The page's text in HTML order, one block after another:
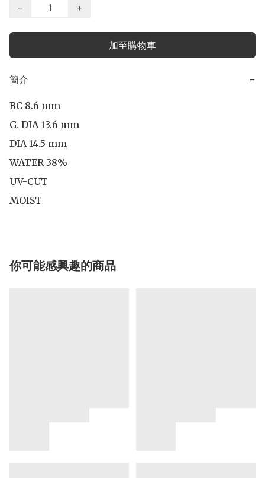
−
+
加至購物車
簡介 −
BC 8.6 mm
G. DIA 13.6 mm
DIA 14.5 mm
WATER 38%
UV-CUT
MOIST
你可能感興趣的商品